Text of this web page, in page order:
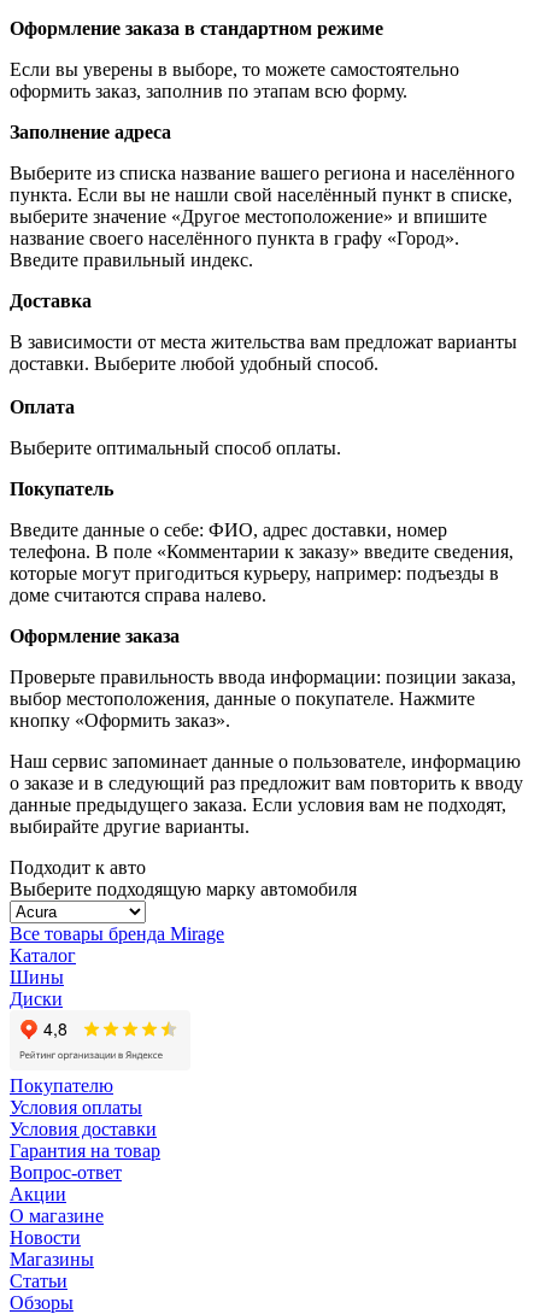
Оформление заказа в стандартном режиме
Если вы уверены в выборе, то можете самостоятельно
оформить заказ, заполнив по этапам всю форму.
Заполнение адреса
Выберите из списка название вашего региона и населённого
пункта. Если вы не нашли свой населённый пункт в списке,
выберите значение «Другое местоположение» и впишите
название своего населённого пункта в графу «Город».
Введите правильный индекс.
Доставка
В зависимости от места жительства вам предложат варианты
доставки. Выберите любой удобный способ.
Оплата
Выберите оптимальный способ оплаты.
Покупатель
Введите данные о себе: ФИО, адрес доставки, номер
телефона. В поле «Комментарии к заказу» введите сведения,
которые могут пригодиться курьеру, например: подъезды в
доме считаются справа налево.
Оформление заказа
Проверьте правильность ввода информации: позиции заказа,
выбор местоположения, данные о покупателе. Нажмите
кнопку «Оформить заказ».
Наш сервис запоминает данные о пользователе, информацию
о заказе и в следующий раз предложит вам повторить к вводу
данные предыдущего заказа. Если условия вам не подходят,
выбирайте другие варианты.
Подходит к авто
Выберите подходящую марку автомобиля
Все товары бренда Mirage
Каталог
Шины
Диски
Покупателю
Условия оплаты
Условия доставки
Гарантия на товар
Вопрос-ответ
Акции
О магазине
Новости
Магазины
Статьи
Обзоры